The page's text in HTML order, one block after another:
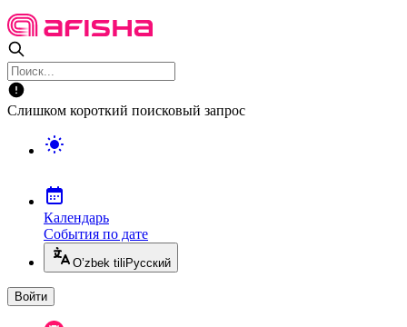
Слишком короткий поисковый запрос
Календарь
События по дате
O’zbek tili Русский
Войти